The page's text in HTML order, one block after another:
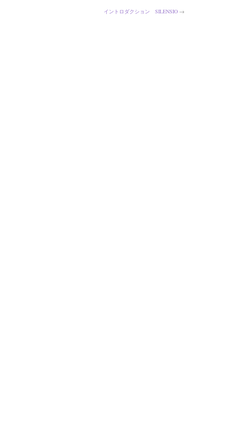
イントロダクション SILENSIO →